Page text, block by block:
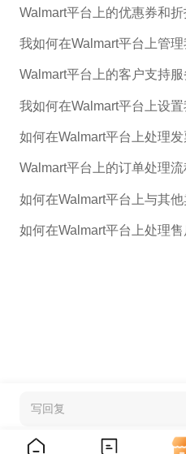
Walmart平台上的优惠券和折
我如何在Walmart平台上管
Walmart平台上的客户支持服
如何在Walmart平台上处理
Walmart平台上的订单处理
如何在Walmart平台上处理售
写回复